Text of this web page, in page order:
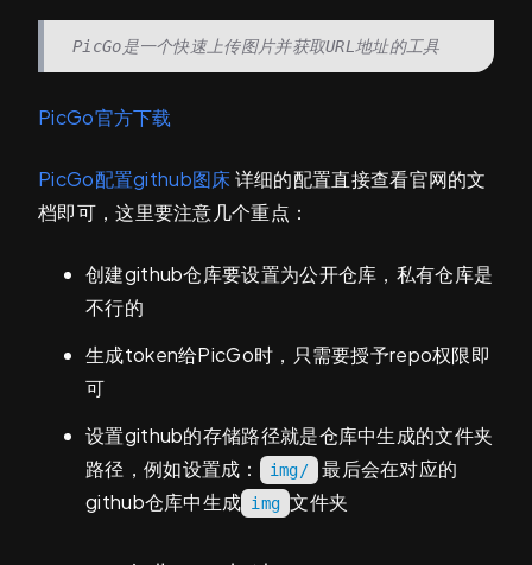
PicGo是一个快速上传图片并获取URL地址的工具
PicGo官方下载
PicGo配置github图床详细的配置直接查看官网的文
档即可，这里要注意几个重点：
创建github仓库要设置为公开仓库，私有仓库是
不行的
生成token给PicGo时，只需要授予repo权限即
可
设置github的存储路径就是仓库中生成的文件夹
路径，例如设置成：
img/ 最后会在对应的
github仓库中生成 img 文件夹